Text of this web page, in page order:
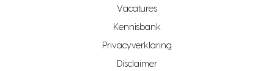
makelaar regio zoetermeer
hypotheekshop regio den haag
hypotheekshop regio rotterdam
Vacatures
Kennisbank
Privacyverklaring
Disclaimer